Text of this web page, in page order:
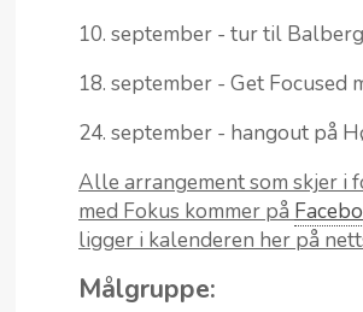
10. september - tur til
18. september - Get Focused
24. september - hangout på
Alle arrangement som skjer i
med Fokus kommer på
ligger i kalenderen her på
Målgruppe: